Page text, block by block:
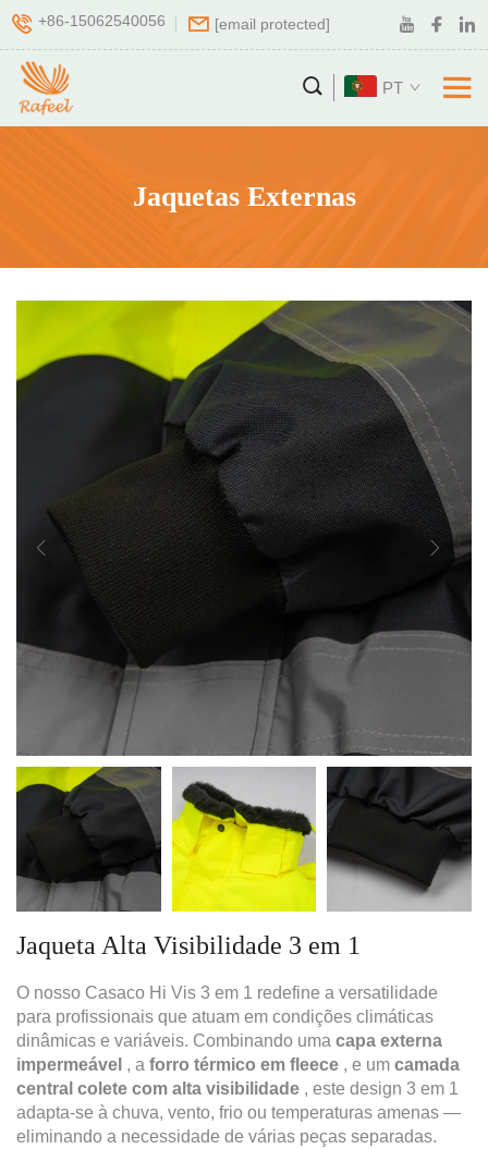
+86-15062540056 [email protected]
PT
Jaquetas Externas
Jaqueta Alta Visibilidade 3 em 1
O nosso Casaco Hi Vis 3 em 1 redefine a versatilidade
para profissionais que atuam em condições climáticas
dinâmicas e variáveis. Combinando uma capa externa
impermeável , a forro térmico em fleece , e um camada
central colete com alta visibilidade , este design 3 em 1
adapta-se à chuva, vento, frio ou temperaturas amenas —
eliminando a necessidade de várias peças separadas.